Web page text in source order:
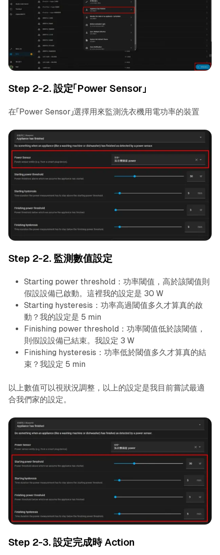
Step 2-2. 設定「Power Sensor」
在「Power Sensor」選擇用來監測洗衣機用電功率的裝置
Step 2-2. 監測數值設定
Starting power threshold：功率閾值，高於該閾值則
假設設備已啟動。這裡我的設定是 30 W
Starting hysteresis：功率高過閾值多久才算真的啟
動？我的設定是 5 min
Finishing power threshold：功率閾值低於該閾值，
則假設設備已結束。我設定 3 W
Finishing hysteresis：功率低於閾值多久才算真的結
束？我設定 5 min
以上數值可以視狀況調整，以上的設定是我目前嘗試最適
合我們家的設定。
Step 2-3. 設定完成時 Action